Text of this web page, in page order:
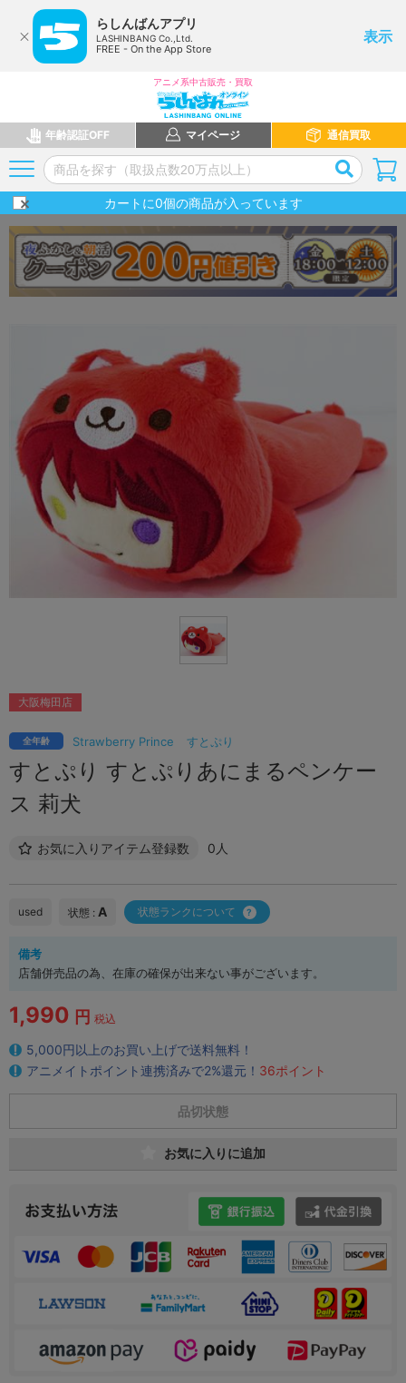
らしんばんアプリ
LASHINBANG Co.,Ltd.
FREE - On the App Store
表示
アニメ系中古販売・買取
年齢認証OFF マイページ 通信買取
カートに0個の商品が入っています
Strawberry Prince すとぷり
全年齢
すとぷり すとぷりあにまるペンケー
ス 莉犬
お気に入りアイテム登録数 0人
大阪梅田店
used 状態 : A 状態ランクについて
備考
店舗併売品の為、在庫の確保が出来ない事がございます。
1,990 円 税込
5,000円以上のお買い上げで送料無料！
アニメイトポイント連携済みで2%還元！ 36ポイント
品切状態
お気に入りに追加